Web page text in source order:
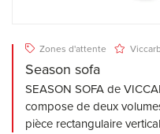
Zones d'attente
Season sofa
SEASON SOFA de
compose de deux
pièce rectangulaire